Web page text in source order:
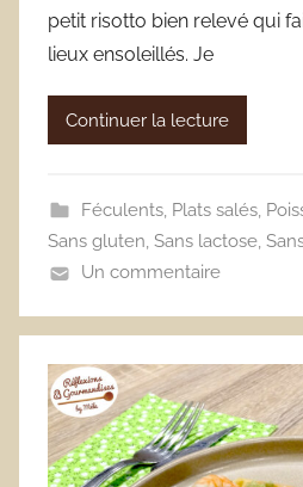
petit risotto bien relevé qui
lieux ensoleillés. Je
Continuer la lecture
Féculents, Plats salés,
Sans gluten, Sans lactose,
Un commentaire